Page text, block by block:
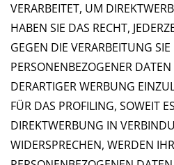
VERARBEITET, UM
HABEN SIE DAS RECHT,
GEGEN DIE VERARBEITUNG SIE
PERSONENBEZOGENER
DERARTIGER WERBUNG
FÜR DAS PROFILING, SOWEIT
DIREKTWERBUNG IN
WIDERSPRECHEN, WERDEN